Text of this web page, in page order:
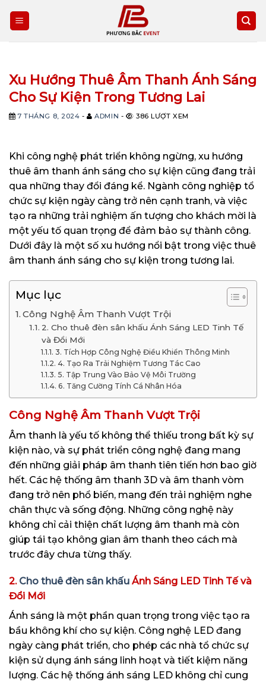
Xu Hướng Thuê Âm Thanh Ánh Sáng
Cho Sự Kiện Trong Tương Lai
7 THÁNG 8, 2024 - ADMIN - 386 LƯỢT XEM
Khi công nghệ phát triển không ngừng, xu hướng
thuê âm thanh ánh sáng cho sự kiện cũng đang trải
qua những thay đổi đáng kể. Ngành công nghiệp tổ
chức sự kiện ngày càng trở nên cạnh tranh, và việc
tạo ra những trải nghiệm ấn tượng cho khách mời là
một yếu tố quan trọng để đảm bảo sự thành công.
Dưới đây là một số xu hướng nổi bật trong việc thuê
âm thanh ánh sáng cho sự kiện trong tương lai.
Mục lục
Công Nghệ Âm Thanh Vượt Trội
2. Cho thuê đèn sân khấu Ánh Sáng LED Tinh Tế
và Đổi Mới
3. Tích Hợp Công Nghệ Điều Khiển Thông Minh
4. Tạo Ra Trải Nghiệm Tương Tác Cao
5. Tập Trung Vào Bảo Vệ Môi Trường
6. Tăng Cường Tính Cá Nhân Hóa
Công Nghệ Âm Thanh Vượt Trội
Âm thanh là yếu tố không thể thiếu trong bất kỳ sự
kiện nào, và sự phát triển công nghệ đang mang
đến những giải pháp âm thanh tiên tiến hơn bao giờ
hết. Các hệ thống âm thanh 3D và âm thanh vòm
đang trở nên phổ biến, mang đến trải nghiệm nghe
chân thực và sống động. Những công nghệ này
không chỉ cải thiện chất lượng âm thanh mà còn
giúp tái tạo không gian âm thanh theo cách mà
trước đây chưa từng thấy.
2. Cho thuê đèn sân khấu Ánh Sáng LED Tinh Tế và
Đổi Mới
Ánh sáng là một phần quan trọng trong việc tạo ra
bầu không khí cho sự kiện. Công nghệ LED đang
ngày càng phát triển, cho phép các nhà tổ chức sự
kiện sử dụng ánh sáng linh hoạt và tiết kiệm năng
lượng. Các hệ thống ánh sáng LED không chỉ cung